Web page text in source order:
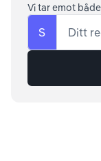
Vi tar emot
S Ditt